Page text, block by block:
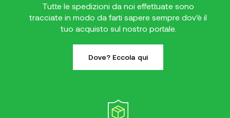
Tutte le spedizioni da noi effettuate sono
tracciate in modo da farti sapere sempre dov'è il
tuo acquisto sul nostro portale.
Dove? Eccola qui